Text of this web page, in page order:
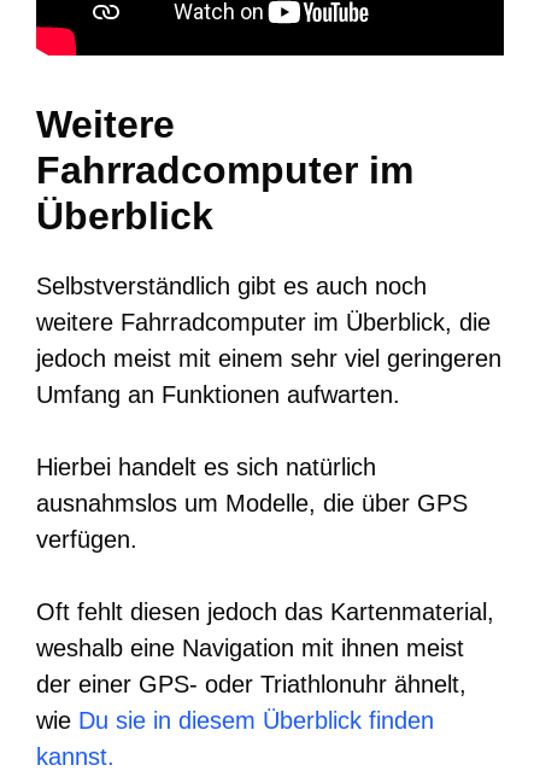
Weitere
Fahrradcomputer im
Überblick
Selbstverständlich gibt es auch noch
weitere Fahrradcomputer im Überblick, die
jedoch meist mit einem sehr viel geringeren
Umfang an Funktionen aufwarten.
Hierbei handelt es sich natürlich
ausnahmslos um Modelle, die über GPS
verfügen.
Oft fehlt diesen jedoch das Kartenmaterial,
weshalb eine Navigation mit ihnen meist
der einer GPS- oder Triathlonuhr ähnelt,
wie Du sie in diesem Überblick finden
kannst.